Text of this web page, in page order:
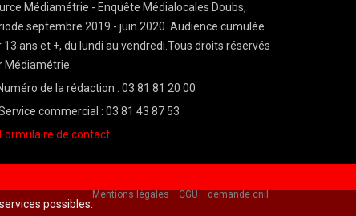
Médiamétrie - Enquête Médialocales Doubs,
septembre 2019 - juin 2020. Audience cumulée
13 ans et +, du lundi au vendredi.Tous droits réservés
Médiamétrie.
de la rédaction : 03 81 81 20 00
commercial : 03 81 43 87 53
Formulaire de contact
Mentions légales CGU demande cnil
possibles.